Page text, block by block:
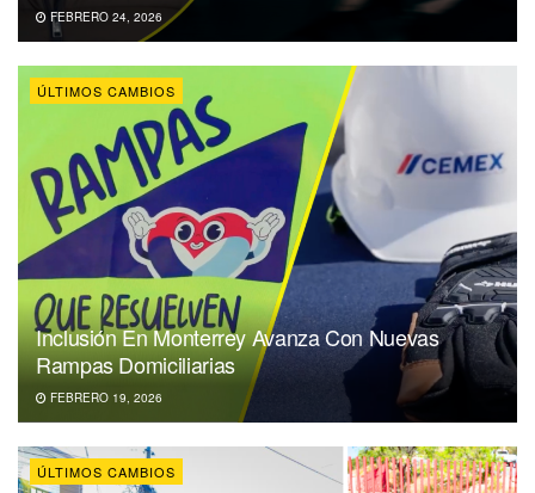
FEBRERO 24, 2026
ÚLTIMOS CAMBIOS
Inclusión En Monterrey Avanza Con Nuevas
Rampas Domiciliarias
FEBRERO 19, 2026
ÚLTIMOS CAMBIOS